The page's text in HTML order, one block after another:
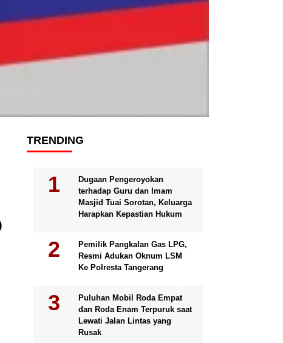
TRENDING
Dugaan Pengeroyokan
terhadap Guru dan Imam
Masjid Tuai Sorotan, Keluarga
Harapkan Kepastian Hukum
Pemilik Pangkalan Gas LPG,
Resmi Adukan Oknum LSM
Ke Polresta Tangerang
Puluhan Mobil Roda Empat
dan Roda Enam Terpuruk saat
Lewati Jalan Lintas yang
Rusak